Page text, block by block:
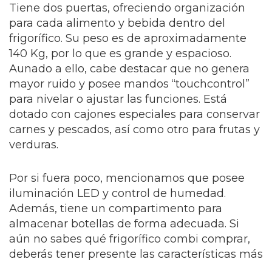
Tiene dos puertas, ofreciendo organización
para cada alimento y bebida dentro del
frigorífico. Su peso es de aproximadamente
140 Kg, por lo que es grande y espacioso.
Aunado a ello, cabe destacar que no genera
mayor ruido y posee mandos “touchcontrol”
para nivelar o ajustar las funciones. Está
dotado con cajones especiales para conservar
carnes y pescados, así como otro para frutas y
verduras.
Por si fuera poco, mencionamos que posee
iluminación LED y control de humedad.
Además, tiene un compartimento para
almacenar botellas de forma adecuada. Si
aún no sabes qué frigorífico combi comprar,
deberás tener presente las características más